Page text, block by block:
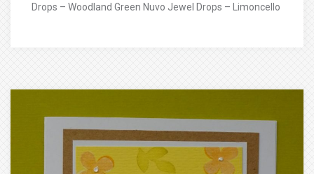
Drops – Woodland Green Nuvo Jewel Drops – Limoncello